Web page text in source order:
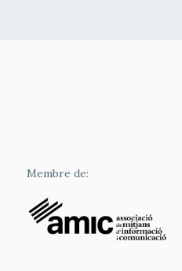
Membre de: